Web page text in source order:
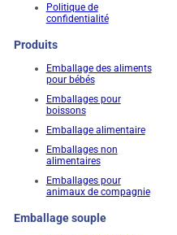
Politique de
confidentialité
Produits
Emballage des aliments
pour bébés
Emballages pour
boissons
Emballage alimentaire
Emballages non
alimentaires
Emballages pour
animaux de compagnie
Emballage souple